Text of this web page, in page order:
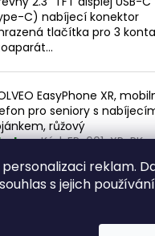
reklam.
s jejich
C) nabíjecí konektor
tlačítka pro 3
EasyPhone XR,
pro seniory s
růžový
Kód:EP-601-XR-PK
a jednoduché
intuitivní
2.3" TFT displej USB-C
tlačítka pro 3